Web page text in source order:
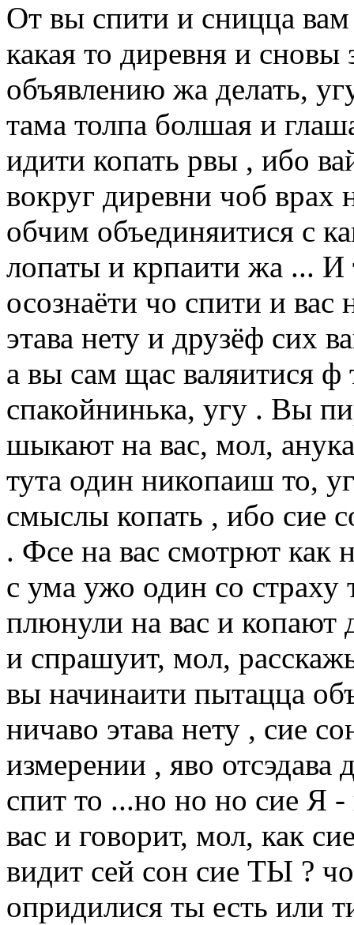
От вы спити и сницца
какая то диревня и
объявлению жа делать,
тама толпа болшая и
идити копать рвы , ибо
вокруг диревни чоб
обчим объединяитися с
лопаты и крпаити жа ... И
осознаёти чо спити и вас
этава нету и друзёф сих
а вы сам щас валяитися ф
спакойнинька, угу . Вы
шыкают на вас, мол,
тута один никопаиш то,
смыслы копать , ибо сие
. Фсе на вас смотрют как
с ума ужо один со страху
плюнули на вас и копают
и спрашуит, мол,
вы начинаити пытацца
ничаво этава нету , сие
измерении , яво
спит то ...но но но сие Я
вас и говорит, мол, как
видит сей сон сие ТЫ ?
опридилися ты есть или